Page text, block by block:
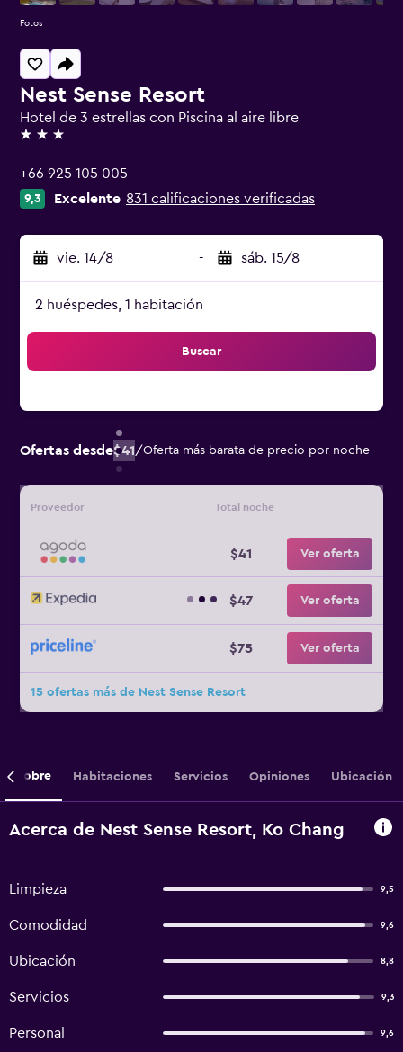
Nest Sense Resort
Hotel de 3 estrellas con Piscina al aire libre
3 estrellas
+66 925 105 005
9,3 Excelente 831 calificaciones verificadas
vie. 14/8 - sáb. 15/8
2 huéspedes, 1 habitación
Buscar
Ofertas desde$41/Oferta más barata de precio por noche
Proveedor Total noche
$41 Ver oferta
$47 Ver oferta
$75 Ver oferta
15 ofertas más de Nest Sense Resort
Fotos
Sobre Habitaciones Servicios Opiniones Ubicación
Acerca de Nest Sense Resort, Ko Chang
Limpieza 9,5
Comodidad 9,6
Ubicación 8,8
Servicios 9,3
Personal 9,6